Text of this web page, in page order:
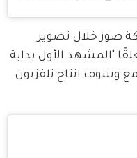
صور خلال تصوير
"المشهد الأول بداية
انتاج تلفزيون